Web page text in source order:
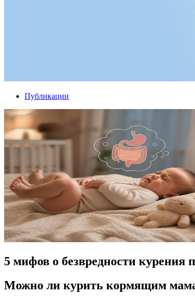
Публикации
5 мифов о безвредности курения
Можно ли курить кормящим